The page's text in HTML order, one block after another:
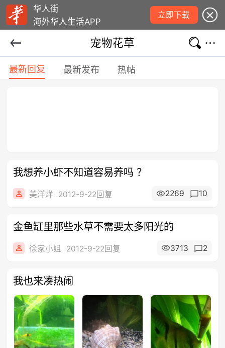
华人街
海外华人生活APP
立即下载
宠物花草
最新回复 最新发布 热帖
我想养小虾不知道容易养吗 ？
美洋烊 2012-9-22回复 2269 10
金鱼缸里那些水草不需要太多阳光的
徐家小姐 2012-9-22回复 3713 2
我也来凑热闹